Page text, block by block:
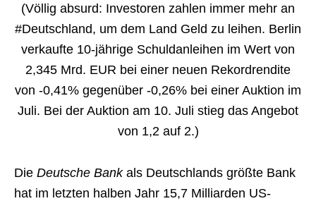
(Völlig absurd: Investoren zahlen immer mehr an
#Deutschland, um dem Land Geld zu leihen. Berlin
verkaufte 10-jährige Schuldanleihen im Wert von
2,345 Mrd. EUR bei einer neuen Rekordrendite
von -0,41% gegenüber -0,26% bei einer Auktion im
Juli. Bei der Auktion am 10. Juli stieg das Angebot
von 1,2 auf 2.)
Die Deutsche Bankals Deutschlands größte Bank
hat im letzten halben Jahr 15,7 Milliarden US-